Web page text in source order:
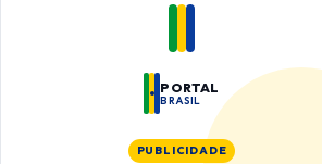
PORTAL
BRASIL
PUBLICIDADE